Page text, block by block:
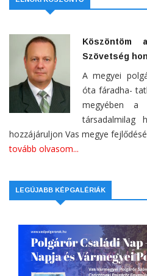
Köszöntöm
Szövetség
A megyei
óta fáradha-
megyében a
társadalmilag
hozzájáruljon Vas megye
tovább olvasom...
LEGÚJABB KÉPGALÉRIÁK